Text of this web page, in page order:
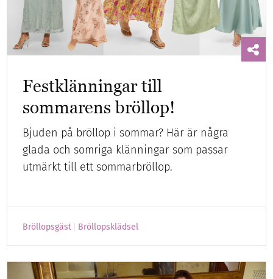
Festklänningar till
sommarens bröllop!
Bjuden på bröllop i sommar? Här är några
glada och somriga klänningar som passar
utmärkt till ett sommarbröllop.
Bröllopsgäst Bröllopsklädsel